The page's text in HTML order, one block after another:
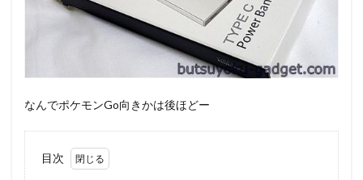
なんでポケモンGo向きかは後ほどー
目次